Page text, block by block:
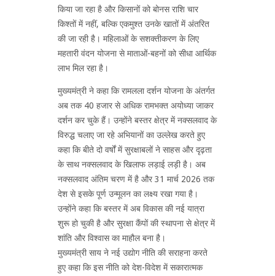
किया जा रहा है और किसानों को बोनस राशि चार
किश्तों में नहीं, बल्कि एकमुश्त उनके खातों में अंतरित
की जा रही है। महिलाओं के सशक्तीकरण के लिए
महतारी वंदन योजना से माताओं-बहनों को सीधा आर्थिक
लाभ मिल रहा है।
मुख्यमंत्री ने कहा कि रामलला दर्शन योजना के अंतर्गत
अब तक 40 हजार से अधिक रामभक्त अयोध्या जाकर
दर्शन कर चुके हैं। उन्होंने बस्तर क्षेत्र में नक्सलवाद के
विरुद्ध चलाए जा रहे अभियानों का उल्लेख करते हुए
कहा कि बीते दो वर्षों में सुरक्षाबलों ने साहस और दृढ़ता
के साथ नक्सलवाद के खिलाफ लड़ाई लड़ी है। अब
नक्सलवाद अंतिम चरण में है और 31 मार्च 2026 तक
देश से इसके पूर्ण उन्मूलन का लक्ष्य रखा गया है।
उन्होंने कहा कि बस्तर में अब विकास की नई यात्रा
शुरू हो चुकी है और सुरक्षा कैंपों की स्थापना से क्षेत्र में
शांति और विश्वास का माहौल बना है।
मुख्यमंत्री साय ने नई उद्योग नीति की सराहना करते
हुए कहा कि इस नीति को देश-विदेश में सकारात्मक